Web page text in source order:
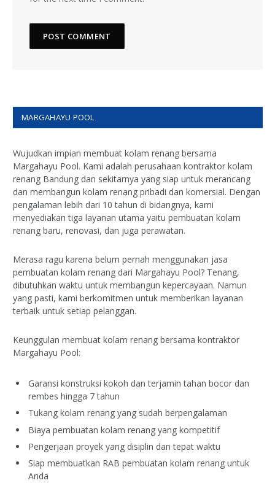
MARGAHAYU POOL
Wujudkan impian membuat kolam renang bersama
Margahayu Pool. Kami adalah perusahaan kontraktor kolam
renang Bandung dan sekitarnya yang siap untuk merancang
dan membangun kolam renang pribadi dan komersial. Dengan
pengalaman lebih dari 10 tahun di bidangnya, kami
menyediakan tiga layanan utama yaitu pembuatan kolam
renang baru, renovasi, dan juga perawatan.
Merasa ragu karena belum pernah menggunakan jasa
pembuatan kolam renang dari Margahayu Pool? Tenang,
dibutuhkan waktu untuk membangun kepercayaan. Namun
yang pasti, kami berkomitmen untuk memberikan layanan
terbaik untuk setiap pelanggan.
Keunggulan membuat kolam renang bersama kontraktor
Margahayu Pool:
Garansi konstruksi kokoh dan terjamin tahan bocor dan
rembes hingga 7 tahun
Tukang kolam renang yang sudah berpengalaman
Biaya pembuatan kolam renang yang kompetitif
Pengerjaan proyek yang disiplin dan tepat waktu
Siap membuatkan RAB pembuatan kolam renang untuk
Anda